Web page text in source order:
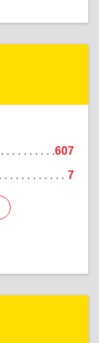
607
7
Подробнее